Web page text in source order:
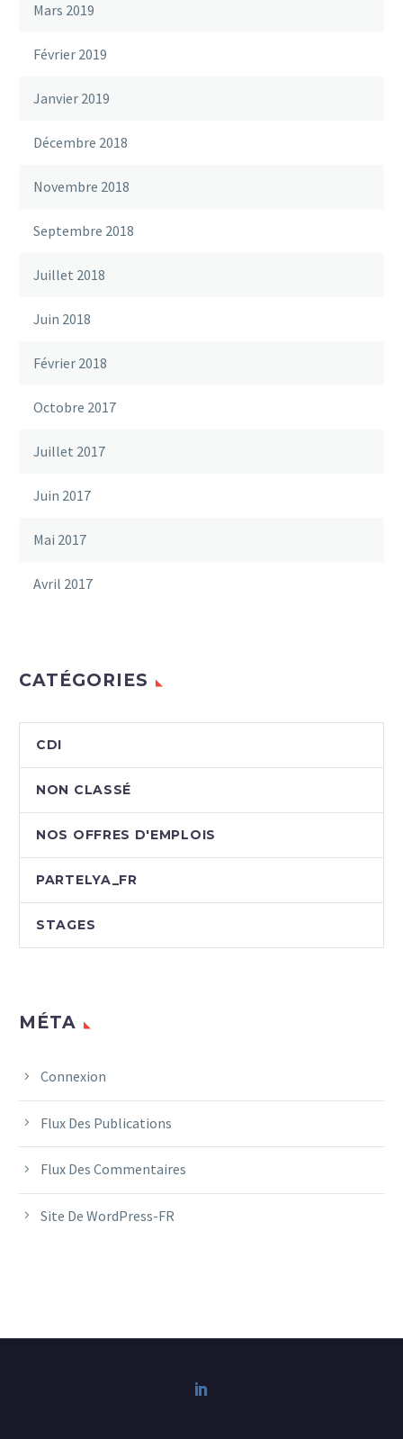
Mars 2019
Février 2019
Janvier 2019
Décembre 2018
Novembre 2018
Septembre 2018
Juillet 2018
Juin 2018
Février 2018
Octobre 2017
Juillet 2017
Juin 2017
Mai 2017
Avril 2017
CATÉGORIES
CDI
NON CLASSÉ
NOS OFFRES D'EMPLOIS
PARTELYA_FR
STAGES
MÉTA
Connexion
Flux Des Publications
Flux Des Commentaires
Site De WordPress-FR